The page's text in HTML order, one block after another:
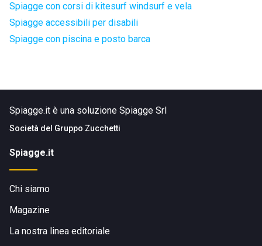
Spiagge con corsi di kitesurf windsurf e vela
Spiagge accessibili per disabili
Spiagge con piscina e posto barca
Spiagge.it è una soluzione Spiagge Srl
Società del Gruppo Zucchetti
Spiagge.it
Chi siamo
Magazine
La nostra linea editoriale